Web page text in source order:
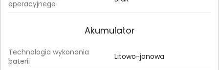
operacyjnego
Akumulator
Technologia wykonania
baterii
Litowo-jonowa